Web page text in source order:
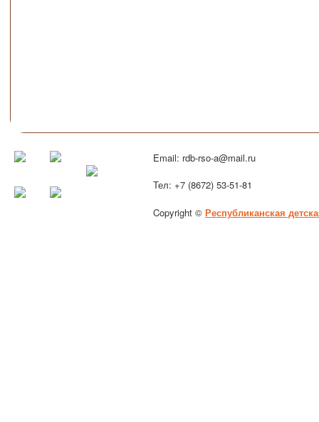
Email: rdb-rso-a@mail.ru
Тел: +7 (8672) 53-51-81
Copyright © Республиканская